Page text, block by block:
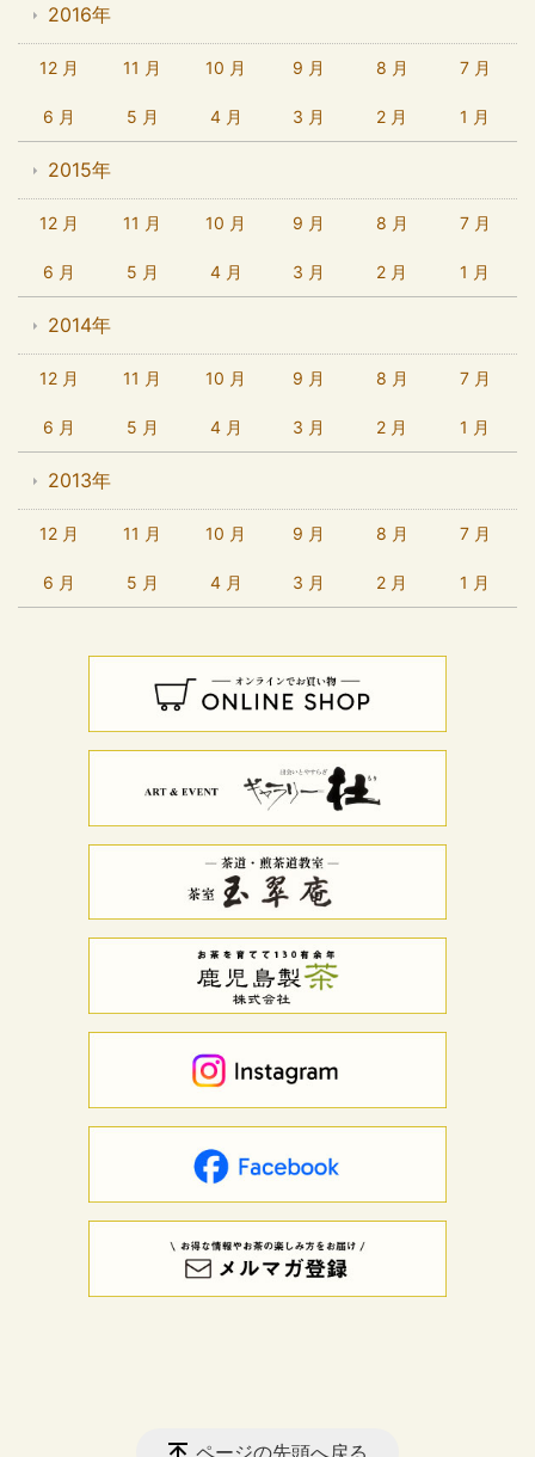
2016年
12 月 11 月 10 月 9 月 8 月 7 月
6 月 5 月 4 月 3 月 2 月 1 月
2015年
12 月 11 月 10 月 9 月 8 月 7 月
6 月 5 月 4 月 3 月 2 月 1 月
2014年
12 月 11 月 10 月 9 月 8 月 7 月
6 月 5 月 4 月 3 月 2 月 1 月
2013年
12 月 11 月 10 月 9 月 8 月 7 月
6 月 5 月 4 月 3 月 2 月 1 月